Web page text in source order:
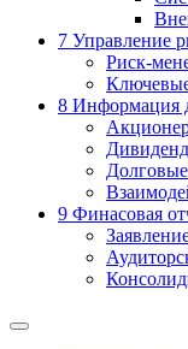
7 Управление
Риск-
8 Информация
9 Финасовая